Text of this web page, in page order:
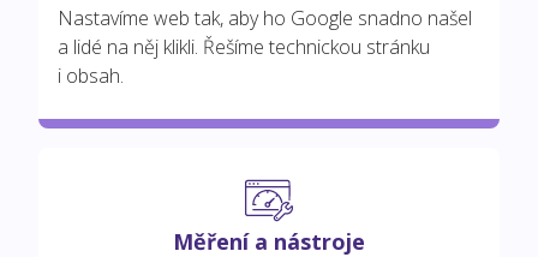
Nastavíme web tak, aby ho Google snadno našel
a lidé na něj klikli. Řešíme technickou stránku
i obsah.
Měření a nástroje